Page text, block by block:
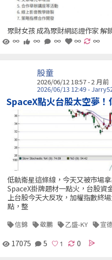
聚財女孩 成為聚財網認證作家 解
∞
∞ ∞ ∞ ∞
股童
2026/06/12 18:57 - 2 月前
2026/06/13 12:49 -
SpaceX點火台股太空夢
低軌衛星這條線，今天又被市場
SpaceX掛牌題材一點火，台股資
上台股今天大反攻，加權指數終
點，整
信錦 敬鵬 乙盛-KY 宣
17075 5 0